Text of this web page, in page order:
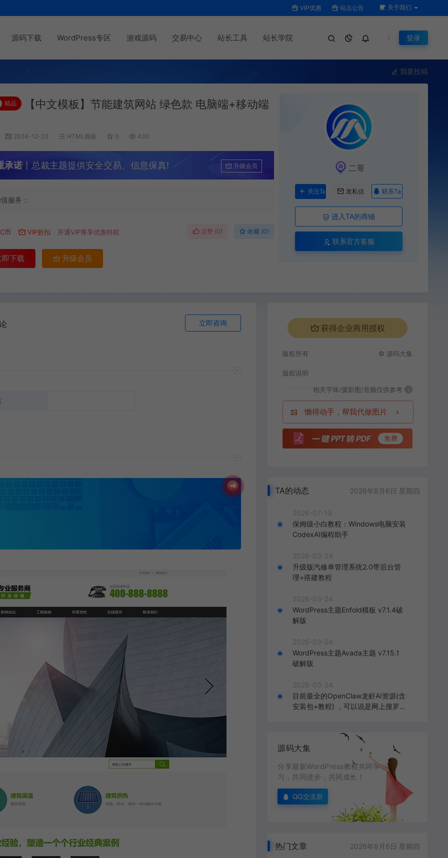
VIP优惠 站点公告 关于我们
源码下载 WordPress专区 游戏源码 交易中心 站长工具 站长学院 登录
我要投稿
精品 【中文模板】节能建筑网站 绿色款 电脑端+移动端
2024-12-23 HTML模板 0 430
承诺 丨总裁主题提供安全交易、信息保真! 升级会员
服务：
币 VIP折扣 开通VIP尊享优惠特权 点赞 (0) 收藏 (0)
即下载 升级会员
二哥
关注Ta 发私信 联系Ta
进入TA的商铺
联系官方客服
立即咨询
获得企业商用授权
版权所有 © 源码大集
版权说明
相关字体/摄影图/音频仅供参考 i
懒得动手，帮我代做图片
TA的动态 2026年8月6日 星期四
2026-07-19
保姆级小白教程：Windows电脑安装
CodexAI编程助手
2026-03-24
升级版汽修单管理系统2.0带后台管
理+搭建教程
2026-03-24
WordPress主题Enfold模板 v7.1.4破
解版
2026-03-24
WordPress主题Avada主题 v7.15.1
破解版
2026-03-24
目前最全的OpenClaw龙虾AI资源(含
安装包+教程) ，可以说是网上搜罗的
源码大集
分享最新WordPress教程共同学
习，共同进步，共同成长！
QQ交流群
热门文章 2026年8月6日 星期四